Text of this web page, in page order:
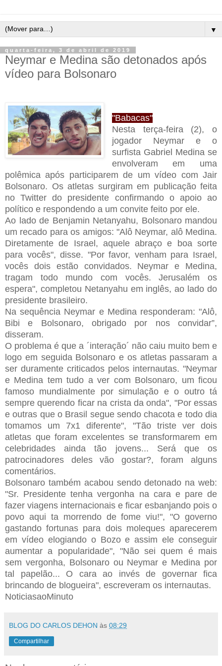
▼
quarta-feira, 3 de abril de 2019
Neymar e Medina são detonados após
vídeo para Bolsonaro
"Babacas"
Nesta terça-feira (2), o
jogador Neymar e o
surfista Gabriel Medina se
envolveram em uma
polêmica após participarem de um vídeo com Jair
Bolsonaro. Os atletas surgiram em publicação feita
no Twitter do presidente confirmando o apoio ao
político e respondendo a um convite feito por ele.
Ao lado de Benjamin Netanyahu, Bolsonaro mandou
um recado para os amigos: "Alô Neymar, alô Medina.
Diretamente de Israel, aquele abraço e boa sorte
para vocês", disse. "Por favor, venham para Israel,
vocês dois estão convidados. Neymar e Medina,
tragam todo mundo com vocês. Jerusalém os
espera", completou Netanyahu em inglês, ao lado do
presidente brasileiro.
Na sequência Neymar e Medina responderam: "Alô,
Bibi e Bolsonaro, obrigado por nos convidar”,
disseram.
O problema é que a ´interação´ não caiu muito bem e
logo em seguida Bolsonaro e os atletas passaram a
ser duramente criticados pelos internautas. "Neymar
e Medina tem tudo a ver com Bolsonaro, um ficou
famoso mundialmente por simulação e o outro tá
sempre querendo ficar na crista da onda", "Por essas
e outras que o Brasil segue sendo chacota e todo dia
tomamos um 7x1 diferente", "Tão triste ver dois
atletas que foram excelentes se transformarem em
celebridades ainda tão jovens... Será que os
patrocinadores deles vão gostar?, foram alguns
comentários.
Bolsonaro também acabou sendo detonado na web:
"Sr. Presidente tenha vergonha na cara e pare de
fazer viagens internacionais e ficar esbanjando pois o
povo aqui ta morrendo de fome viu!", "O governo
gastando fortunas para dois moleques aparecerem
em vídeo elogiando o Bozo e assim ele conseguir
aumentar a popularidade", "Não sei quem é mais
sem vergonha, Bolsonaro ou Neymar e Medina por
tal papelão... O cara ao invés de governar fica
brincando de blogueira", escreveram os internautas.
NoticiasaoMinuto
BLOG DO CARLOS DEHON às 08:29
Compartilhar